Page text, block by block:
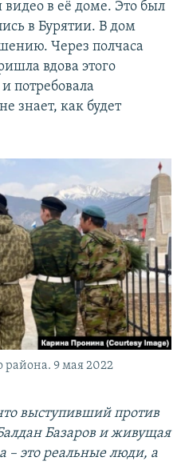
в её доме. Это был
в Бурятии. В дом
Через полчаса
вдова этого
потребовала
знает, как будет
района. 9 мая 2022
выступивший против
Базаров и живущая
это реальные люди, а